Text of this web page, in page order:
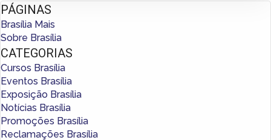
PÁGINAS
Brasília Mais
Sobre Brasília
CATEGORIAS
Cursos Brasília
Eventos Brasília
Exposição Brasília
Notícias Brasília
Promoções Brasília
Reclamações Brasília